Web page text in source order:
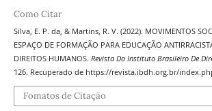
Como Citar
Silva, E. P. da, & Martins, R. V. (2022). MOVIMENTOS
ESPAÇO DE FORMAÇÃO PARA EDUCAÇÃO
DIREITOS HUMANOS. Revista Do Instituto Brasileiro De
126. Recuperado de https://revista.ibdh.org.br/
Fomatos de Citação